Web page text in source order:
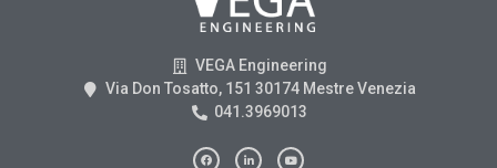
VEGA Engineering
Via Don Tosatto, 151 30174 Mestre Venezia
041.3969013